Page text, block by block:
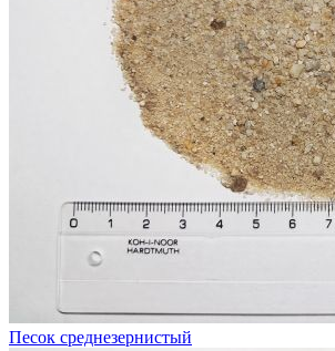
Песок среднезернистый